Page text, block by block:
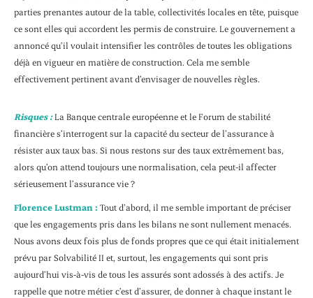
parties prenantes autour de la table, collectivités locales en tête, puisque
ce sont elles qui accordent les permis de construire. Le gouvernement a
annoncé qu’il voulait intensifier les contrôles de toutes les obligations
déjà en vigueur en matière de construction. Cela me semble
effectivement pertinent avant d’envisager de nouvelles règles.
Risques :La Banque centrale européenne et le Forum de stabilité
financière s’interrogent sur la capacité du secteur de l’assurance à
résister aux taux bas. Si nous restons sur des taux extrêmement bas,
alors qu’on attend toujours une normalisation, cela peut-il affecter
sérieusement l’assurance vie ?
Florence Lustman : Tout d’abord, il me semble important de préciser
que les engagements pris dans les bilans ne sont nullement menacés.
Nous avons deux fois plus de fonds propres que ce qui était initialement
prévu par Solvabilité II et, surtout, les engagements qui sont pris
aujourd’hui vis-à-vis de tous les assurés sont adossés à des actifs. Je
rappelle que notre métier c’est d’assurer, de donner à chaque instant le